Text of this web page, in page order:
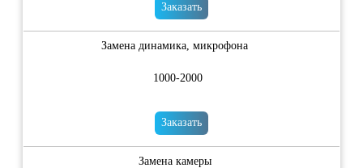
Заказать
Замена динамика, микрофона
1000-2000
Заказать
Замена камеры